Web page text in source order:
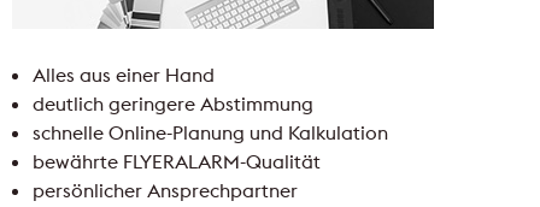
Alles aus einer Hand
deutlich geringere Abstimmung
schnelle Online-Planung und Kalkulation
bewährte FLYERALARM-Qualität
persönlicher Ansprechpartner